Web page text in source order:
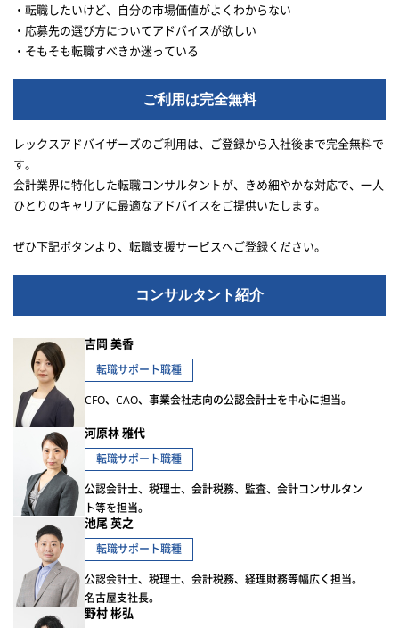
・転職したいけど、自分の市場価値がよくわからない
・応募先の選び方についてアドバイスが欲しい
・そもそも転職すべきか迷っている
ご利用は完全無料
レックスアドバイザーズのご利用は、ご登録から入社後まで完全無料で
す。
会計業界に特化した転職コンサルタントが、きめ細やかな対応で、一人
ひとりのキャリアに最適なアドバイスをご提供いたします。
ぜひ下記ボタンより、転職支援サービスへご登録ください。
コンサルタント紹介
吉岡 美香
転職サポート職種
CFO、CAO、事業会社志向の公認会計士を中心に担当。
河原林 雅代
転職サポート職種
公認会計士、税理士、会計税務、監査、会計コンサルタン
ト等を担当。
池尾 英之
転職サポート職種
公認会計士、税理士、会計税務、経理財務等幅広く担当。
名古屋支社長。
野村 彬弘